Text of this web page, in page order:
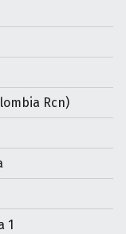
Rcn)
1